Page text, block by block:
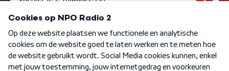
Algemene voorwaarden